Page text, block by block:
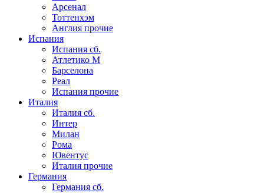
Арсенал
Тоттенхэм
Англия прочие
Испания
Испания сб.
Атлетико М
Барселона
Реал
Испания прочие
Италия
Италия сб.
Интер
Милан
Рома
Ювентус
Италия прочие
Германия
Германия сб.